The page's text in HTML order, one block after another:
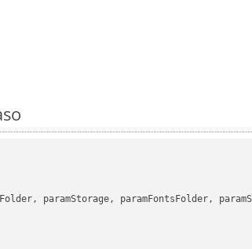
paramStorage, paramFontsFolder,